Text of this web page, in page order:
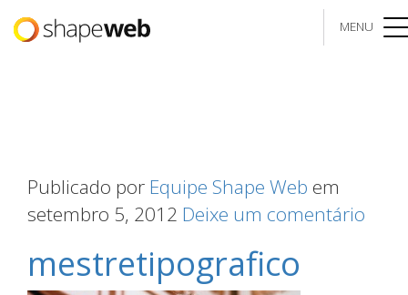
MENU
Publicado por Equipe Shape Web em
setembro 5, 2012 Deixe um comentário
mestretipografico